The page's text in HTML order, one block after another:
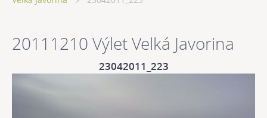
20111210 Výlet Velká Javorina
23042011_223